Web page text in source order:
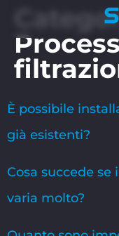
È possibile
già esistenti?
Cosa succede
varia molto?